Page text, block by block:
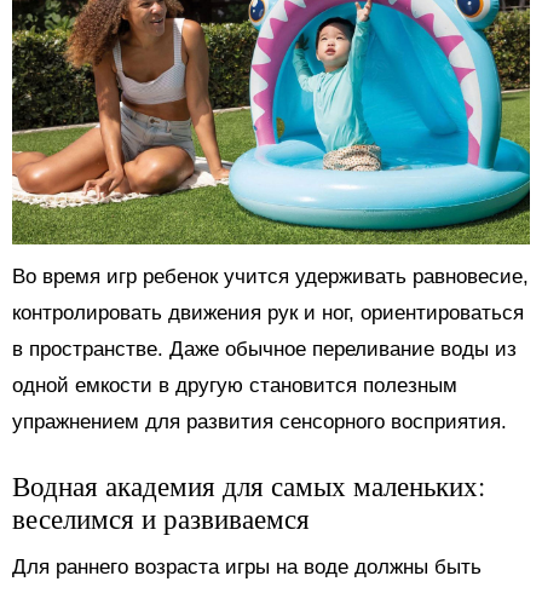
Во время игр ребенок учится удерживать равновесие,
контролировать движения рук и ног, ориентироваться
в пространстве. Даже обычное переливание воды из
одной емкости в другую становится полезным
упражнением для развития сенсорного восприятия.
Водная академия для самых маленьких:
веселимся и развиваемся
Для раннего возраста игры на воде должны быть